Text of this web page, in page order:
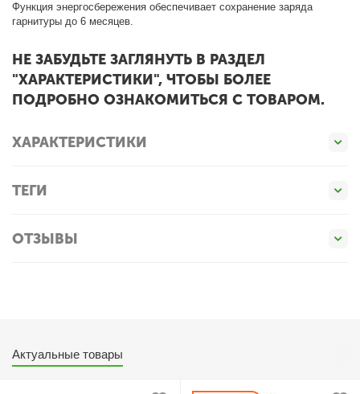
Функция энергосбережения обеспечивает сохранение заряда
гарнитуры до 6 месяцев.
НЕ ЗАБУДЬТЕ ЗАГЛЯНУТЬ В РАЗДЕЛ
"ХАРАКТЕРИСТИКИ", ЧТОБЫ БОЛЕЕ
ПОДРОБНО ОЗНАКОМИТЬСЯ С ТОВАРОМ.
ХАРАКТЕРИСТИКИ
ТЕГИ
ОТЗЫВЫ
Актуальные товары